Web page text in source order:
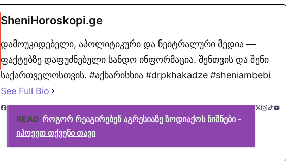
SheniHoroskopi.ge
დამოუკიდებელი, აპოლიტიკური და ნეიტრალური მედია —
ფაქტებზე დაფუძნებული სანდო ინფორმაცია. შენთვის და შენი
საქართველოსთვის. #აქხარისხია #drpkhakadze #sheniambebi
See Full Bio
READ როგორ რეაგირებენ აგრესიაზე ზოდიაქოს ნიშნები -
იპოვეთ თქვენი თავი